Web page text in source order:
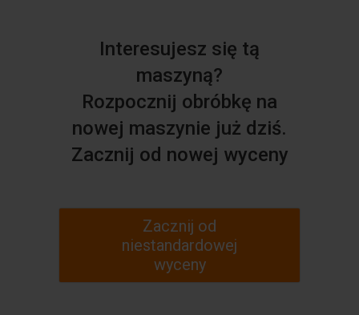
Interesujesz się tą
maszyną?
Rozpocznij obróbkę na
nowej maszynie już dziś.
Zacznij od nowej wyceny
Zacznij od
niestandardowej
wyceny